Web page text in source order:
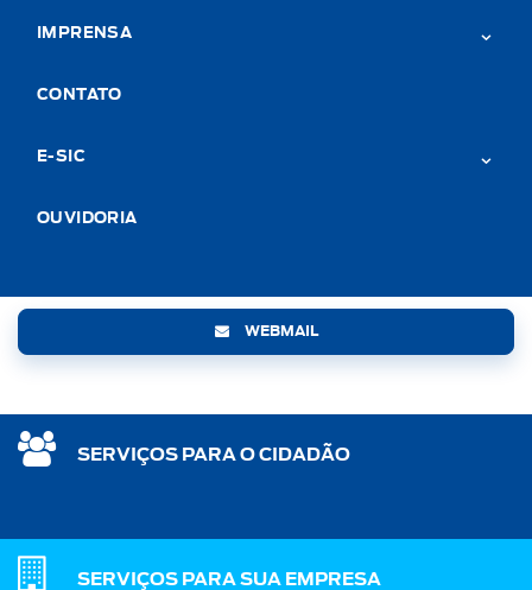
IMPRENSA
CONTATO
E-SIC
OUVIDORIA
WEBMAIL
SERVIÇOS PARA O CIDADÃO
SERVIÇOS PARA SUA EMPRESA